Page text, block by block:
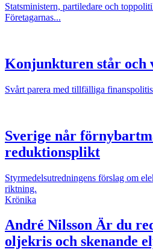
Statsministern, partiledare och
Företagarnas...
Konjunkturen står och
Svårt parera med tillfälliga
Sverige når
reduktionsplikt
Styrmedelsutredningens förslag om
riktning.
Krönika
André Nilsson Är du
oljekris och skenande